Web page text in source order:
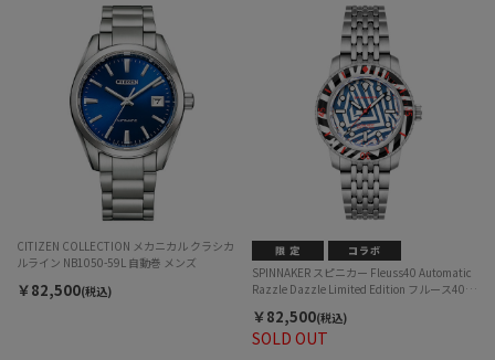
CITIZEN COLLECTION メカニカル クラシカ
ルライン NB1050-59L 自動巻 メンズ
￥82,500(税込)
SOLD OUT
SPINNAKER スピニカー Fleuss40 Automatic
Razzle Dazzle Limited Edition フルース40 オ
ィション SP-5165-11 自動巻 メンズ
￥82,500(税込)